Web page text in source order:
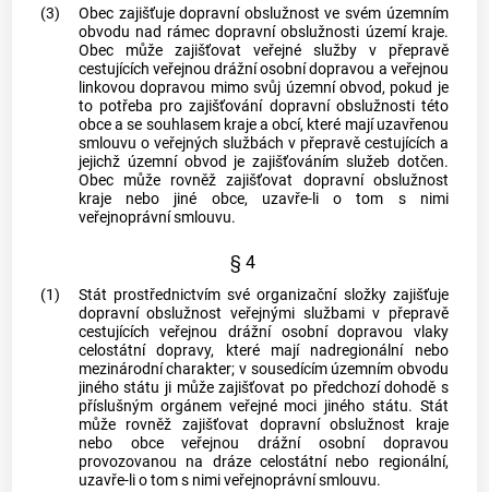
(3)
Obeczajišťujedopravní obslužnost ve svém územním
obvodu nad rámecdopravní obslužnosti území kraje.
Obecmůže zajišťovat veřejné služby v přepravě
cestujících veřejnou drážní osobní dopravou a veřejnou
linkovou dopravou mimo svůj územní obvod, pokud je
to potřeba pro zajišťování dopravní obslužnostitéto
obcea se souhlasem kraje aobcí, které mají uzavřenou
smlouvu o veřejných službách v přepravě cestujících a
jejichž územní obvod je zajišťováním služeb dotčen.
Obecmůže rovněž zajišťovat dopravní obslužnost
kraje nebo jiné obce, uzavře-li o tom s nimi
veřejnoprávní smlouvu.
§ 4
(1)
Stát prostřednictvím své organizační složky zajišťuje
dopravní obslužnost veřejnými službami v přepravě
cestujících veřejnou drážní osobní dopravou vlaky
celostátní dopravy, které mají nadregionální nebo
mezinárodní charakter; v sousedícím územním obvodu
jiného státu ji může zajišťovat po předchozí dohodě s
příslušným orgánem veřejné moci jiného státu. Stát
může rovněž zajišťovat dopravní obslužnost kraje
nebo obceveřejnou drážní osobní dopravou
provozovanou na dráze celostátní nebo regionální,
uzavře-li o tom s nimi veřejnoprávní smlouvu.